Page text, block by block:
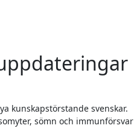
kunskapstörstande svenskar.
sömn och immunförsvar